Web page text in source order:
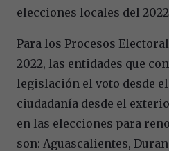
elecciones locales del
Para los Procesos
2022, las entidades que
legislación el voto desde
ciudadanía desde el
en las elecciones para
son: Aguascalientes,